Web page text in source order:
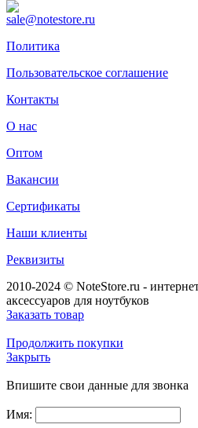
sale@notestore.ru
Политика
Пользовательское соглашение
Контакты
О нас
Оптом
Вакансии
Сертификаты
Наши клиенты
Реквизиты
2010-2024 © NoteStore.ru -
аксессуаров для ноутбуков
Заказать товар
Продолжить покупки
Закрыть
Впишите свои данные для звонка
Имя: